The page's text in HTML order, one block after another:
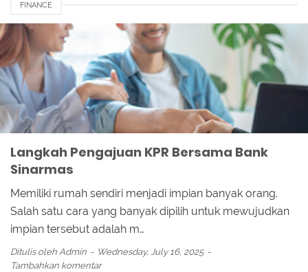
FINANCE
Langkah Pengajuan KPR Bersama Bank
Sinarmas
Memiliki rumah sendiri menjadi impian banyak orang.
Salah satu cara yang banyak dipilih untuk mewujudkan
impian tersebut adalah m…
Ditulis oleh Admin
Wednesday, July 16, 2025
Tambahkan komentar